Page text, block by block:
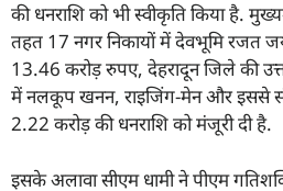
की धनराशि को भी स्वीकृति किया है.
तहत 17 नगर निकायों में देवभूमि रजत
13.46 करोड़ रुपए, देहरादून जिले की
में नलकूप खनन, राइजिंग-मेन और इससे
2.22 करोड़ की धनराशि को मंजूरी दी है.
इसके अलावा सीएम धामी ने पीएम